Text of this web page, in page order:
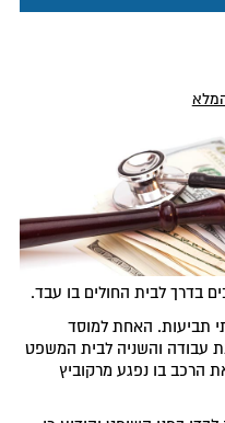
בדרך לבית החולים בו עבד.
תביעות. האחת למוסד
עבודה והשניה לבית המשפט
הרכב בו נפגע מרקוביץ